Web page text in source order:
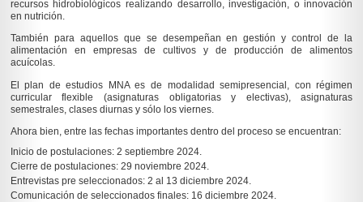
recursos hidrobiológicos realizando desarrollo, investigación, o innovación
en nutrición.
También para aquellos que se desempeñan en gestión y control de la
alimentación en empresas de cultivos y de producción de alimentos
acuícolas.
El plan de estudios MNA es de modalidad semipresencial, con régimen
curricular flexible (asignaturas obligatorias y electivas), asignaturas
semestrales, clases diurnas y sólo los viernes.
Ahora bien, entre las fechas importantes dentro del proceso se encuentran:
Inicio de postulaciones: 2 septiembre 2024.
Cierre de postulaciones: 29 noviembre 2024.
Entrevistas pre seleccionados: 2 al 13 diciembre 2024.
Comunicación de seleccionados finales: 16 diciembre 2024.